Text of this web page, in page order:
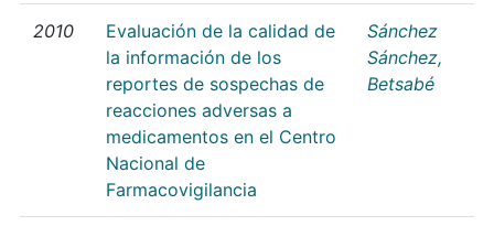
2010
Evaluación de la calidad de
la información de los
reportes de sospechas de
reacciones adversas a
medicamentos en el Centro
Nacional de
Farmacovigilancia
Sánchez
Sánchez,
Betsabé